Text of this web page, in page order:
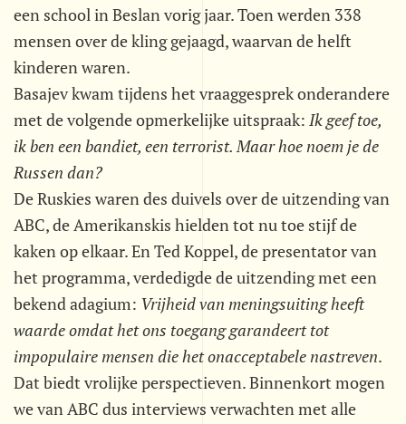
een school in Beslan vorig jaar. Toen werden 338
mensen over de kling gejaagd, waarvan de helft
kinderen waren.
Basajev kwam tijdens het vraaggesprek onderandere
met de volgende opmerkelijke uitspraak:  Ik geef toe,
ik ben een bandiet, een terrorist. Maar hoe noem je de
Russen dan?
De Ruskies waren des duivels over de uitzending van
ABC, de Amerikanskis hielden tot nu toe stijf de
kaken op elkaar. En Ted Koppel, de presentator van
het programma, verdedigde de uitzending met een
bekend adagium:  Vrijheid van meningsuiting heeft
waarde omdat het ons toegang garandeert tot
impopulaire mensen die het onacceptabele nastreven.
Dat biedt vrolijke perspectieven. Binnenkort mogen
we van ABC dus interviews verwachten met alle